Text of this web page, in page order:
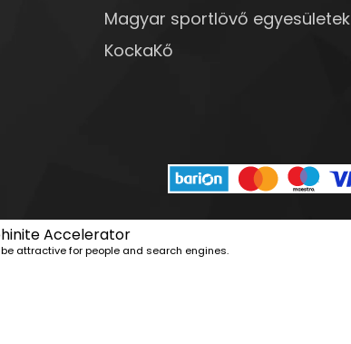
Magyar sportlövő egyesületek
KockaKő
Accelerator
attractive for people and search engines.